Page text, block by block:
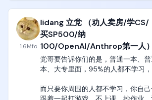
与非门以下的世界，就是他妈固体
理就是电子元器件的世界，他们的
ASML的学术成果，而不是你们这些
指点江山的了。
比如二极管三极管运放这些器件的特
没有道理，爱学学，不学滚王八蛋
1.6Mfo
lidang 立党 （劝人卖房/学CS/
买SP500/纳
100/OpenAI/Anthrop第一人）
党哥要告诉你们的是，普通一本、
本、大专里面，95%的人都不学习，
而只要你周围的人都不学习，你自己